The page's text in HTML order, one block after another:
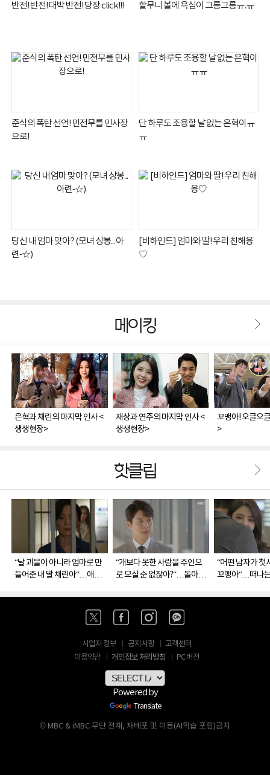
반전! 반전! 대박 반전! 당장 click!!! 할무니 볼에 욕심이 그릉그릉ㅠ.ㅠ
준식의 폭탄 선언! 민전무를 민사장
으로!
단 하루도 조용할 날 없는 은혁이ㅠ
ㅠ
당신 내 엄마 맞아? (모녀 상봉... 아
련-☆)
[비하인드] 엄마와 딸! 우리 친해용
♡
메이킹
은혁과 채린의 마지막 인사 <
생생현장>
재상과 연주의 마지막 인사 <
생생현장>
꼬맹아! 오글오
>
핫클립
“날 괴물이 아니라 엄마로 만
들어준 내 딸 채린아“…애틋
“개보다 못한 사람을 주인으
로 모실 순 없잖아?“…돌아온
“어떤 남자가 첫
꼬맹아“…떠나
사업자 정보 공지사항
고객센터
이용약관
개인정보 처리방침 PC 버전
Powered by
Translate
© MBC & iMBC 무단 전재, 재배포 및 이용(AI학습 포함)금지